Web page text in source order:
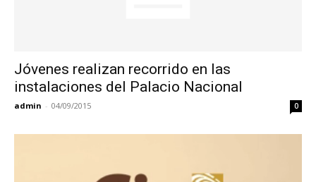
Jóvenes realizan recorrido en las
instalaciones del Palacio Nacional
admin - 04/09/2015 0